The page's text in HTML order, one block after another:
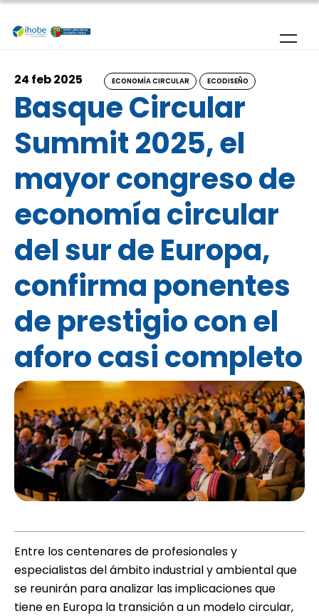
Pasar al contenido principal
24 feb 2025 ECONOMÍA CIRCULAR ECODISEÑO
Basque Circular
Summit 2025, el
mayor congreso de
economía circular
del sur de Europa,
confirma ponentes
de prestigio con el
aforo casi completo
Entre los centenares de profesionales y
especialistas del ámbito industrial y ambiental que
se reunirán para analizar las implicaciones que
tiene en Europa la transición a un modelo circular,